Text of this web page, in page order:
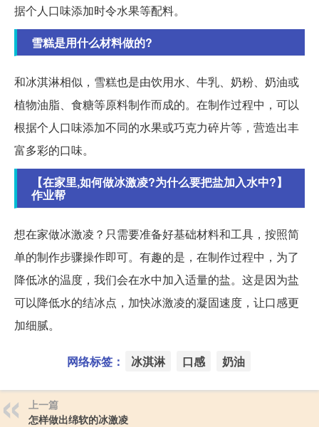
据个人口味添加时令水果等配料。
雪糕是用什么材料做的?
和冰淇淋相似，雪糕也是由饮用水、牛乳、奶粉、奶油或
植物油脂、食糖等原料制作而成的。在制作过程中，可以
根据个人口味添加不同的水果或巧克力碎片等，营造出丰
富多彩的口味。
【在家里,如何做冰激凌?为什么要把盐加入水中?】
作业帮
想在家做冰激凌？只需要准备好基础材料和工具，按照简
单的制作步骤操作即可。有趣的是，在制作过程中，为了
降低冰的温度，我们会在水中加入适量的盐。这是因为盐
可以降低水的结冰点，加快冰激凌的凝固速度，让口感更
加细腻。
网络标签： 冰淇淋 口感 奶油
上一篇
怎样做出绵软的冰激凌